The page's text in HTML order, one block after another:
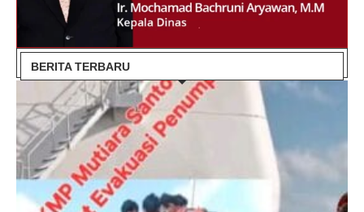
BERITA TERBARU